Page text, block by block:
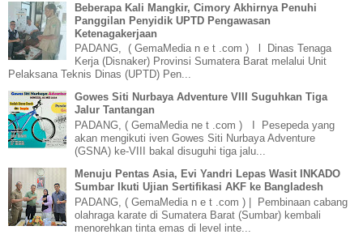
Beberapa Kali Mangkir, Cimory Akhirnya Penuhi
Panggilan Penyidik UPTD Pengawasan
Ketenagakerjaan
PADANG, ( GemaMedia n e t .com ) l Dinas Tenaga
Kerja (Disnaker) Provinsi Sumatera Barat melalui Unit
Pelaksana Teknis Dinas (UPTD) Pen...
Gowes Siti Nurbaya Adventure VIII Suguhkan Tiga
Jalur Tantangan
PADANG, ( GemaMedia ne t .com ) I Pesepeda yang
akan mengikuti iven Gowes Siti Nurbaya Adventure
(GSNA) ke-VIII bakal disuguhi tiga jalu...
Menuju Pentas Asia, Evi Yandri Lepas Wasit INKADO
Sumbar Ikuti Ujian Sertifikasi AKF ke Bangladesh
PADANG, ( GemaMedia n e t .com ) | Pembinaan cabang
olahraga karate di Sumatera Barat (Sumbar) kembali
menorehkan tinta emas di level inte...